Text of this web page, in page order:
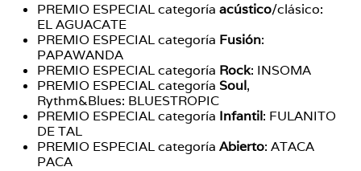
PREMIO ESPECIAL categoría acústico/clásico:
EL AGUACATE
PREMIO ESPECIAL categoría Fusión:
PAPAWANDA
PREMIO ESPECIAL categoría Rock: INSOMA
PREMIO ESPECIAL categoría Soul,
Rythm&Blues: BLUESTROPIC
PREMIO ESPECIAL categoría Infantil: FULANITO
DE TAL
PREMIO ESPECIAL categoría Abierto: ATACA
PACA